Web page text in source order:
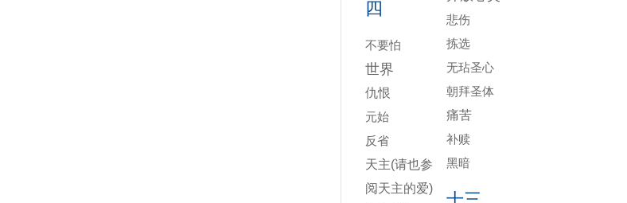
四
不要怕
世界
仇恨
元始
反省
天主(请也参
阅天主的爱)
悲伤
拣选
无玷圣心
朝拜圣体
痛苦
补赎
黑暗